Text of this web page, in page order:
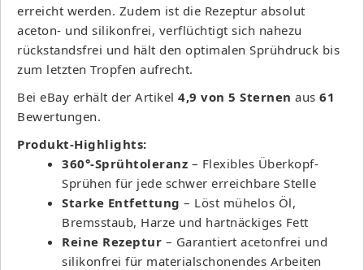
erreicht werden. Zudem ist die Rezeptur absolut
aceton- und silikonfrei, verflüchtigt sich nahezu
rückstandsfrei und hält den optimalen Sprühdruck bis
zum letzten Tropfen aufrecht.
Bei eBay erhält der Artikel 4,9 von 5 Sternen aus 61
Bewertungen.
Produkt-Highlights:
360°-Sprühtoleranz – Flexibles Überkopf-
Sprühen für jede schwer erreichbare Stelle
Starke Entfettung – Löst mühelos Öl,
Bremsstaub, Harze und hartnäckiges Fett
Reine Rezeptur – Garantiert acetonfrei und
silikonfrei für materialschonendes Arbeiten